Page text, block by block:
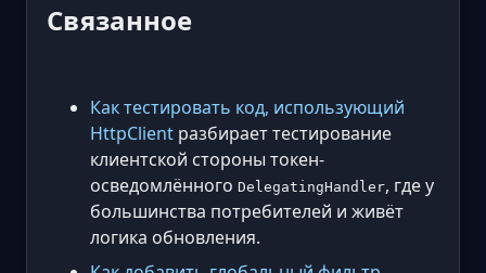
Связанное
Как тестировать код, использующий
HttpClient разбирает тестирование
клиентской стороны токен-
осведомлённого DelegatingHandler, где у
большинства потребителей и живёт
логика обновления.